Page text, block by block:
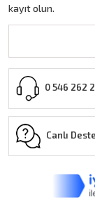
kayıt olun.
0 546 262
Canlı